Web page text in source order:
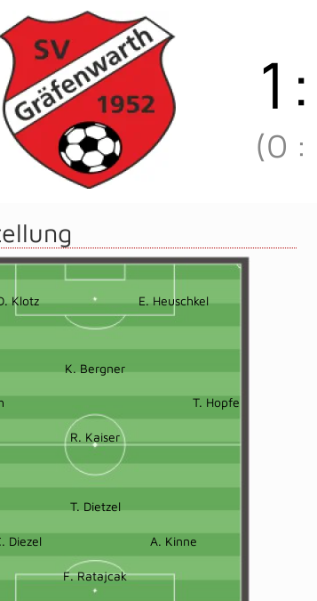
1 :
(0 :
Klotz E. Heuschkel
K. Bergner
T. Hopfe
R. Kaiser
T. Dietzel
Diezel A. Kinne
F. Ratajcak